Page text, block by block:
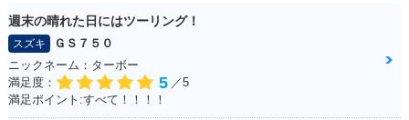
週末の晴れた日にはツーリング！
スズキ
ＧＳ７５０
ニックネーム：ターボー
満足度：
5 ／5
満足ポイント:すべて！！！！